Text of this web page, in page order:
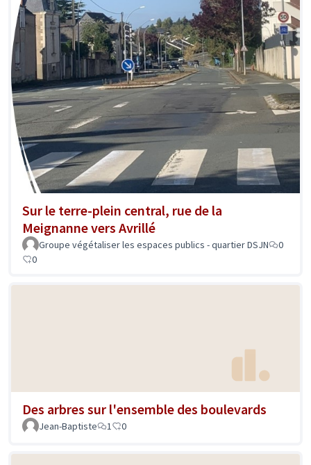
Sur le terre-plein central, rue de la
Meignanne vers Avrillé
Groupe végétaliser les espaces publics - quartier DSJN
0
0
Des arbres sur l'ensemble des boulevards
Jean-Baptiste 1 0